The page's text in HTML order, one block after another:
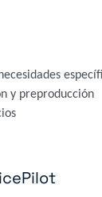
y preproducción